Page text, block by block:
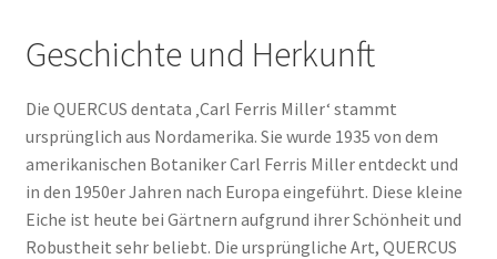
Geschichte und Herkunft
Die QUERCUS dentata ‚Carl Ferris Miller‘ stammt
ursprünglich aus Nordamerika. Sie wurde 1935 von dem
amerikanischen Botaniker Carl Ferris Miller entdeckt und
in den 1950er Jahren nach Europa eingeführt. Diese kleine
Eiche ist heute bei Gärtnern aufgrund ihrer Schönheit und
Robustheit sehr beliebt. Die ursprüngliche Art, QUERCUS